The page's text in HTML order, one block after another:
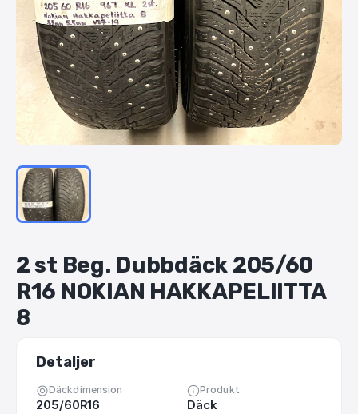
2st Beg. Dubbdäck 205​/​60
R16 NOKIAN HAKKAPELIITTA
8
Detaljer
Däckdimension
205/60R16
Produkt
Däck